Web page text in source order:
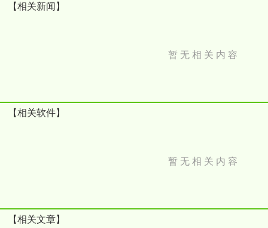
【相关新闻】
暂 无 相 关 内 容
【相关软件】
暂 无 相 关 内 容
【相关文章】